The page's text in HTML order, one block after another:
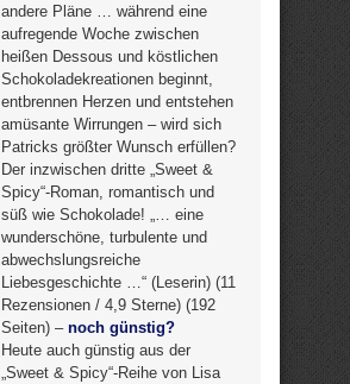
andere Pläne … während eine
aufregende Woche zwischen
heißen Dessous und köstlichen
Schokoladekreationen beginnt,
entbrennen Herzen und entstehen
amüsante Wirrungen – wird sich
Patricks größter Wunsch erfüllen?
Der inzwischen dritte „Sweet &
Spicy“-Roman, romantisch und
süß wie Schokolade! „… eine
wunderschöne, turbulente und
abwechslungsreiche
Liebesgeschichte …“ (Leserin) (11
Rezensionen / 4,9 Sterne) (192
Seiten) – noch günstig?
Heute auch günstig aus der
„Sweet & Spicy“-Reihe von Lisa